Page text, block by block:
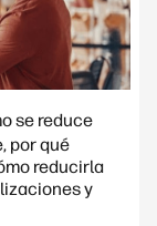
se reduce
por qué
reducirla
y